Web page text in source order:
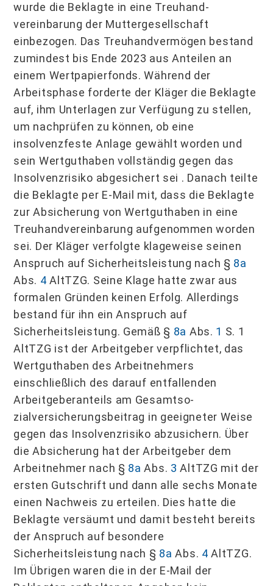
wurde die Beklagte in eine Treuhand­
vereinbarung der Muttergesellschaft
einbezogen. Das Treuhandvermögen bestand
zumindest bis Ende 2023 aus Anteilen an
einem Wertpapierfonds. Während der
Arbeitsphase forderte der Kläger die Beklagte
auf, ihm Unterlagen zur Verfügung zu stellen,
um nachprüfen zu können, ob eine
insolvenzfeste Anlage gewählt worden und
sein Wertguthaben voll­ständig gegen das
Insolvenzrisiko abgesichert sei . Danach teilte
die Beklagte per E‑Mail mit, dass die Beklagte
zur Absicherung von Wertguthaben in eine
Treuhandver­einbarung aufgenommen worden
sei. Der Kläger verfolgte klageweise seinen
Anspruch auf Sicherheitsleistung nach § 8a
Abs. 4 AltTZG. Seine Klage hatte zwar aus
formalen Gründen keinen Erfolg. Allerdings
bestand für ihn ein Anspruch auf
Sicherheitsleistung. Gemäß § 8a Abs. 1 S. 1
AltTZG ist der Arbeitgeber verpflichtet, das
Wertguthaben des Arbeitnehmers
einschließlich des darauf entfallenden
Arbeitgeberanteils am Gesamtso­
zialversicherungsbeitrag in geeigneter Weise
gegen das Insolvenzrisiko abzusichern. Über
die Absicherung hat der Arbeitgeber dem
Arbeitnehmer nach § 8a Abs. 3 AltTZG mit der
ersten Gutschrift und dann alle sechs Monate
einen Nachweis zu erteilen. Dies hatte die
Beklagte versäumt und damit besteht bereits
der Anspruch auf besondere
Sicherheitsleistung nach § 8a Abs. 4 AltTZG.
Im Übrigen waren die in der E‑Mail der